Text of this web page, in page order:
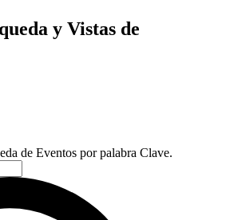
y Vistas de
de Eventos por palabra Clave.